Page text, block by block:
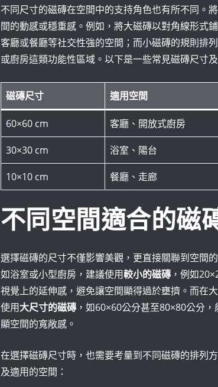
不同尺寸的磁磚在空間中的支持角色也有所不同。
間的動感或穩重感。例如，將大磁磚以對角線形式
客廳或餐廳等社交性強的空間；而小磁磚的規則排
或廚房這類功能性區域。以下是一些常見磁磚尺寸
磁磚尺寸 適用空間
60×60 cm 客廳、開放式廚房
30×30 cm 浴室、陽台
10×10 cm 餐廳、走廊
不同空間適合的磁
選擇磁磚的尺寸不僅影響美觀，更直接關聯到空間
如浴室或小型廚房，建議使用較小的磁磚 ，例如
視覺上的延伸感，避免讓空間顯得過於壅擠。而在
使用大尺寸的磁磚 ，如60×60公分甚至80×80公分
顯空間的寬敞感。
在選擇磁磚尺寸時，也需要考量到不同磁磚的排列
及適用的空間：